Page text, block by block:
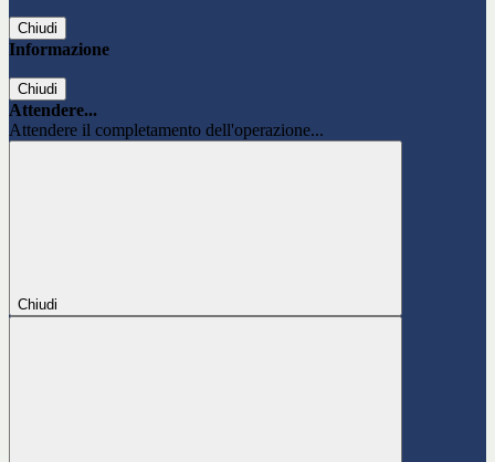
Chiudi
Informazione
Chiudi
Attendere...
Attendere il completamento dell'operazione...
Chiudi